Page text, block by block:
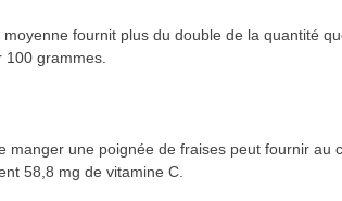
moyenne fournit plus du double de la quantité
grammes.
manger une poignée de fraises peut fournir au
58,8 mg de vitamine C.